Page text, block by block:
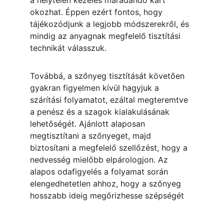
okozhat. Éppen ezért fontos, hogy
tájékozódjunk a legjobb módszerekről, és
mindig az anyagnak megfelelő tisztítási
technikát válasszuk.
Továbbá, a szőnyeg tisztítását követően
gyakran figyelmen kívül hagyjuk a
szárítási folyamatot, ezáltal megteremtve
a penész és a szagok kialakulásának
lehetőségét. Ajánlott alaposan
megtisztítani a szőnyeget, majd
biztosítani a megfelelő szellőzést, hogy a
nedvesség mielőbb elpárologjon. Az
alapos odafigyelés a folyamat során
elengedhetetlen ahhoz, hogy a szőnyeg
hosszabb ideig megőrizhesse szépségét